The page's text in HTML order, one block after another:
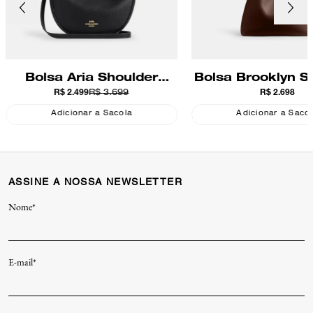
Bolsa Aria Shoulder
Coach
R$ 3.699
R$ 2.499
Adicionar a Sacola
Bolsa Brooklyn
28 Coach
R$ 2.698
Adicionar a
ASSINE A NOSSA NEWSLETTER
Nome*
E-mail*